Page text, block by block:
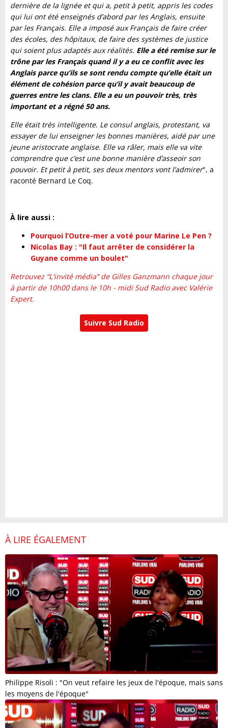
dernière de la lignée et qui a, petit à petit, appris les codes
qui lui ont été enseignés d’abord par les Anglais, ensuite
par les Français. Elle a imposé aux Français de faire créer
des écoles, des hôpitaux, de faire des systèmes de justice
qui soient plus adaptés aux réalités. Elle a été remise sur le
trône par les Français quand il y a eu ce conflit avec les
Anglais parce qu’ils se sont rendu compte qu’elle était un
élément de cohésion parce qu’il y avait beaucoup de
guerres entre les clans. Elle a eu un pouvoir très, très
important et a régné 50 ans.
Elle était très intelligente. Le consul anglais, protestant, va
essayer de lui enseigner les bonnes manières, aidé par une
jeune aristocrate anglaise. Elle va râler, mais elle va vite
comprendre que c’est une bonne manière d’asseoir son
pouvoir. Et petit à petit, ses deux mentors vont l’admirer", a
raconté Bernard Le Coq.
À lire aussi :
Pourquoi l’Outre-mer a voté pour Marine Le Pen ?
Nicolas Bay : "Il faut arrêter de considérer la
Guyane comme un boulet"
Retrouvez “L'invité média” de Gilles Ganzmann chaque jour
à partir de 10h00 dans le 10h - midi Sud Radio avec Valérie
Expert.
Suivre Sud Radio
À LIRE ÉGALEMENT
Philippe Risoli : "On veut refaire les jeux de l'époque, mais sans
les moyens de l'époque"